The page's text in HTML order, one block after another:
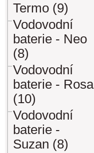
Termo (9)
Vodovodní
baterie - Neo
(8)
Vodovodní
baterie - Rosa
(10)
Vodovodní
baterie -
Suzan (8)